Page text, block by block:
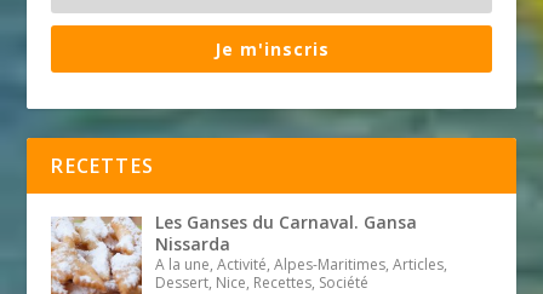
Je m'inscris
RECETTES
Les Ganses du Carnaval. Gansa
Nissarda
A la une, Activité, Alpes-Maritimes, Articles,
Dessert, Nice, Recettes, Société